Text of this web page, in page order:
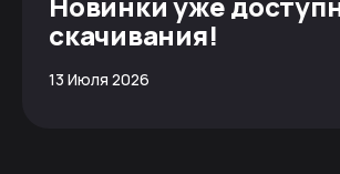
скачивания!
13 Июля 2026